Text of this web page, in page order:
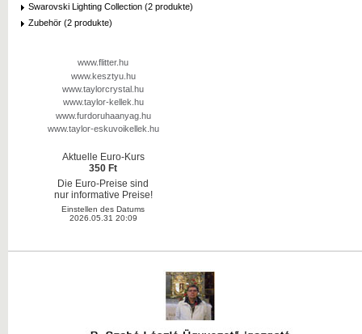
Swarovski Lighting Collection (2 produkte)
Zubehör (2 produkte)
www.flitter.hu
www.kesztyu.hu
www.taylorcrystal.hu
www.taylor-kellek.hu
www.furdoruhaanyag.hu
www.taylor-eskuvoikellek.hu
Aktuelle Euro-Kurs
350 Ft
Die Euro-Preise sind
nur informative Preise!
Einstellen des Datums
2026.05.31 20:09